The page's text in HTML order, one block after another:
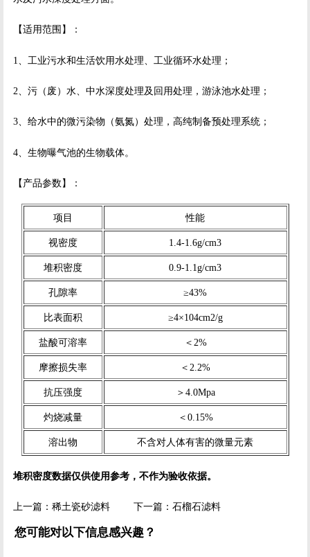
【适用范围】：
1、工业污水和生活饮用水处理、工业循环水处理；
2、污（废）水、中水深度处理及回用处理，游泳池水处理；
3、给水中的微污染物（氨氮）处理，高纯制备预处理系统；
4、生物曝气池的生物载体。
【产品参数】：
项目 性能
视密度 1.4-1.6g/cm3
堆积密度 0.9-1.1g/cm3
孔隙率 ≥43%
比表面积 ≥4×104cm2/g
盐酸可溶率 ＜2%
摩擦损失率 ＜2.2%
抗压强度 ＞4.0Mpa
灼烧减量 ＜0.15%
溶出物 不含对人体有害的微量元素
堆积密度数据仅供使用参考，不作为验收依据。
上一篇： 稀土瓷砂滤料 下一篇： 石榴石滤料
您可能对以下信息感兴趣？